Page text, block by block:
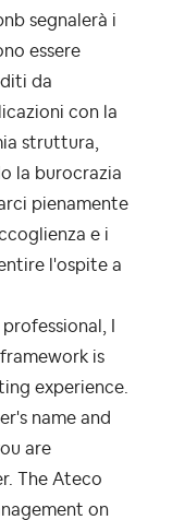
segnalerà i
essere
da
con la
struttura,
la burocrazia
pienamente
e i
l'ospite a
I
is
experience.
name and
are
The Ateco
on